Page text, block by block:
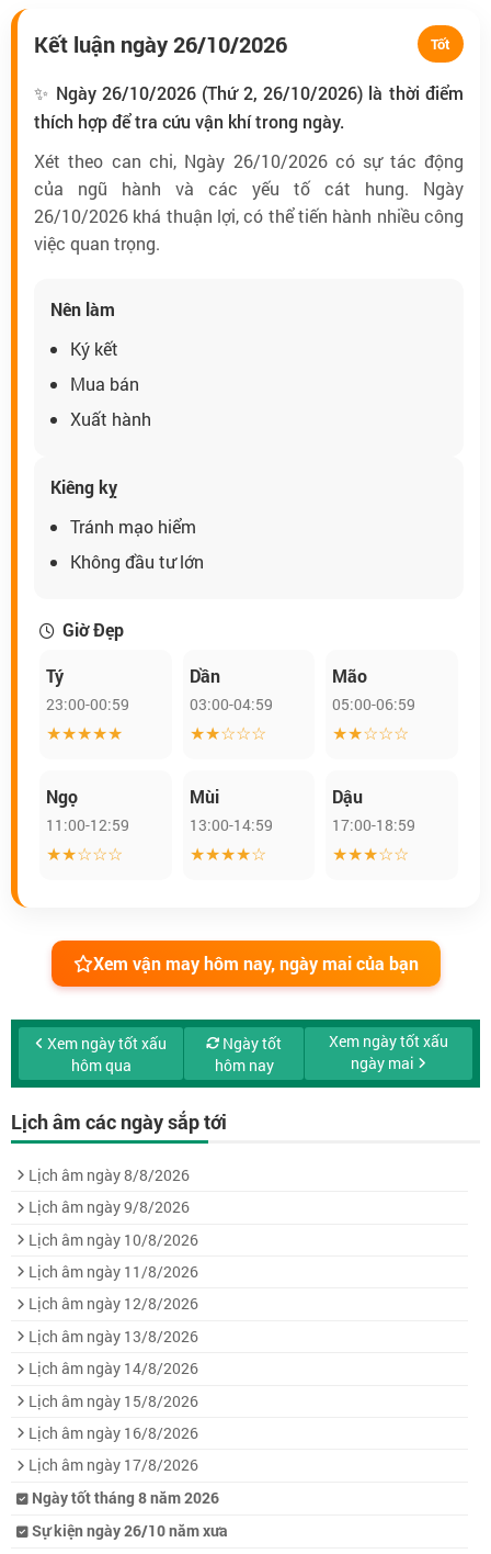
Kết luận ngày 26/10/2026 Tốt
✨ Ngày 26/10/2026 (Thứ 2, 26/10/2026) là thời điểm
thích hợp để tra cứu vận khí trong ngày.
Xét theo can chi, Ngày 26/10/2026 có sự tác động
của ngũ hành và các yếu tố cát hung. Ngày
26/10/2026 khá thuận lợi, có thể tiến hành nhiều công
việc quan trọng.
Nên làm
Ký kết
Mua bán
Xuất hành
Kiêng kỵ
Tránh mạo hiểm
Không đầu tư lớn
Giờ Đẹp
Tý
23:00-00:59
★★★★★
Dần
03:00-04:59
★★☆☆☆
Mão
05:00-06:59
★★☆☆☆
Ngọ
11:00-12:59
★★☆☆☆
Mùi
13:00-14:59
★★★★☆
Dậu
17:00-18:59
★★★☆☆
Xem vận may hôm nay, ngày mai của bạn
Xem ngày tốt xấu
hôm qua
Ngày tốt
hôm nay
Xem ngày tốt xấu
ngày mai
Lịch âm các ngày sắp tới
Lịch âm ngày 8/8/2026
Lịch âm ngày 9/8/2026
Lịch âm ngày 10/8/2026
Lịch âm ngày 11/8/2026
Lịch âm ngày 12/8/2026
Lịch âm ngày 13/8/2026
Lịch âm ngày 14/8/2026
Lịch âm ngày 15/8/2026
Lịch âm ngày 16/8/2026
Lịch âm ngày 17/8/2026
Ngày tốt tháng 8 năm 2026
Sự kiện ngày 26/10 năm xưa